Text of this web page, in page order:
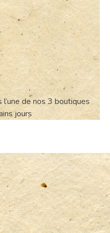
de nos 3 boutiques
jours